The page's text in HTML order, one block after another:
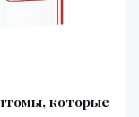
которые